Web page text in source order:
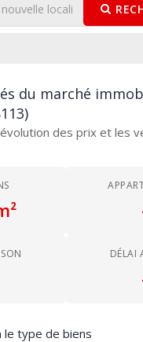
du marché
des prix et les
DÉLAI
le type de biens